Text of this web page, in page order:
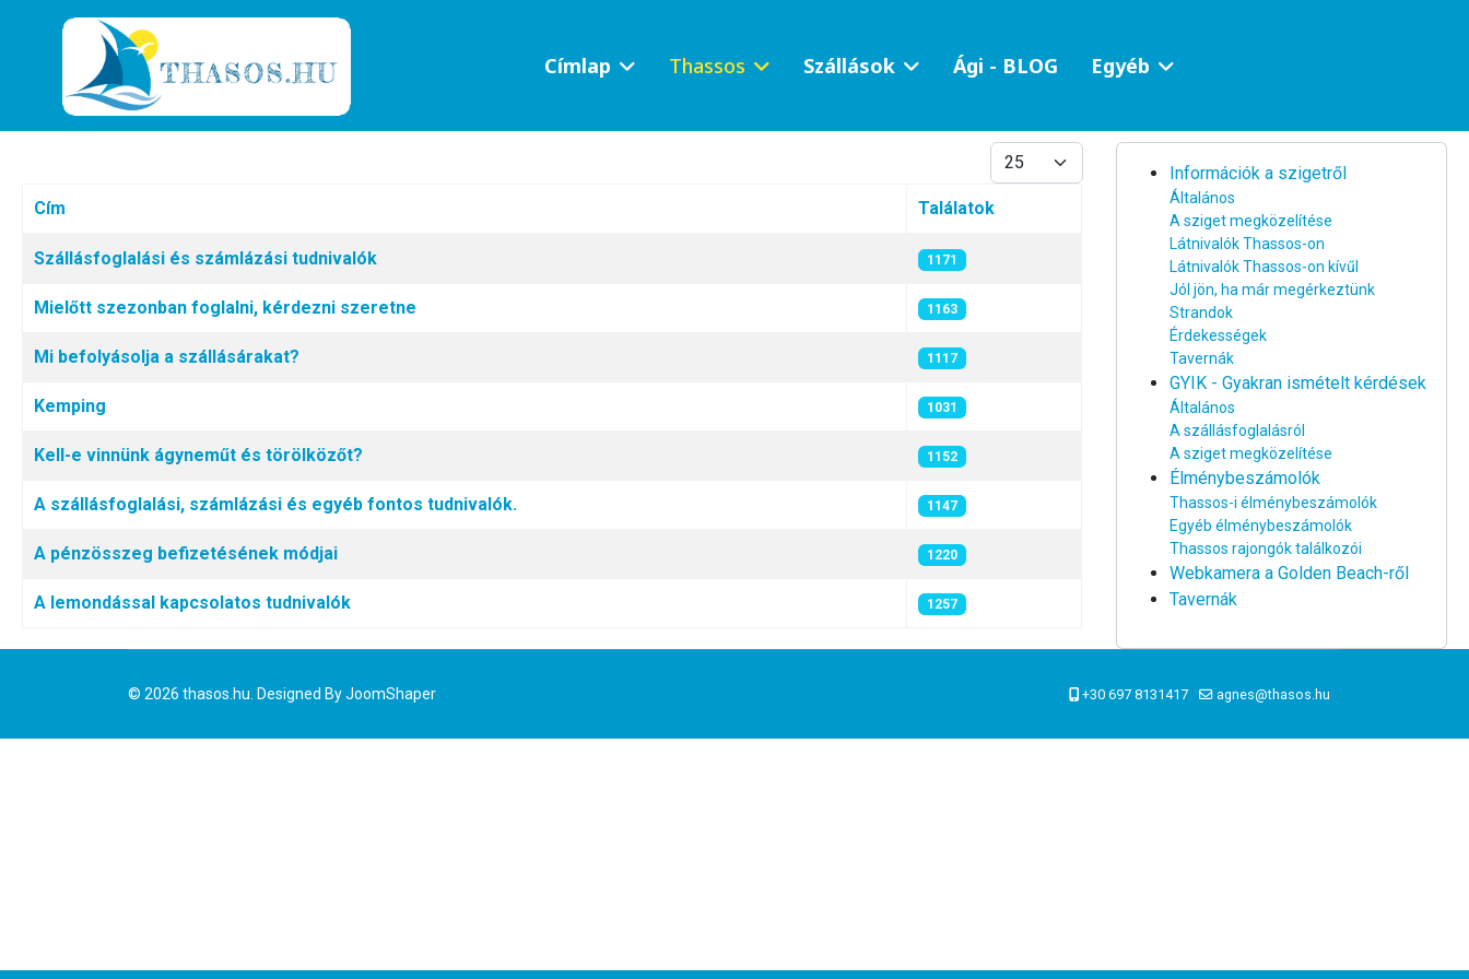
Címlap Thassos Szállások Ági - BLOG Egyéb
Tételek #
Cím Találatok
Szállásfoglalási és számlázási tudnivalók 1171
Mielőtt szezonban foglalni, kérdezni szeretne 1163
Mi befolyásolja a szállásárakat? 1117
Kemping 1031
Kell-e vinnünk ágyneműt és törölközőt? 1152
A szállásfoglalási, számlázási és egyéb fontos tudnivalók. 1147
A pénzösszeg befizetésének módjai 1220
A lemondással kapcsolatos tudnivalók 1257
Információk a szigetről
Általános
A sziget megközelítése
Látnivalók Thassos-on
Látnivalók Thassos-on kívűl
Jól jön, ha már megérkeztünk
Strandok
Érdekességek
Tavernák
GYIK - Gyakran ismételt kérdések
Általános
A szállásfoglalásról
A sziget megközelítése
Élménybeszámolók
Thassos-i élménybeszámolók
Egyéb élménybeszámolók
Thassos rajongók találkozói
Webkamera a Golden Beach-ről
Tavernák
© 2026 thasos.hu. Designed ByJoomShaper +30 697 8131417 agnes@thasos.hu